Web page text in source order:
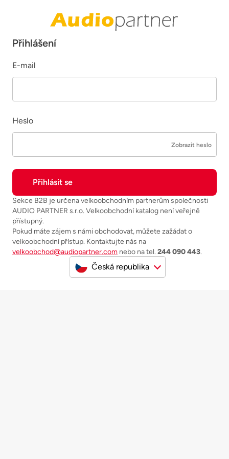
Přihlášení
E-mail
Heslo
Zobrazit heslo
Sekce B2B je určena velkoobchodním partnerům společnosti
AUDIO PARTNER s.r.o. Velkoobchodní katalog není veřejně
přístupný.
Pokud máte zájem s námi obchodovat, můžete zažádat o
velkoobchodní přístup. Kontaktujte nás na
velkoobchod@audiopartner.com nebo na tel. 244 090 443.
Česká republika